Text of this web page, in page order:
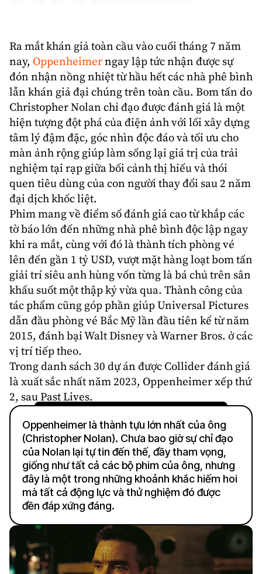
Ra mắt khán giả toàn cầu vào cuối tháng 7 năm
nay, Oppenheimerngay lập tức nhận được sự
đón nhận nồng nhiệt từ hầu hết các nhà phê bình
lẫn khán giả đại chúng trên toàn cầu. Bom tấn do
Christopher Nolan chỉ đạo được đánh giá là một
hiện tượng đột phá của điện ảnh với lối xây dựng
tâm lý đậm đặc, góc nhìn độc đáo và tối ưu cho
màn ảnh rộng giúp làm sống lại giá trị của trải
nghiệm tại rạp giữa bối cảnh thị hiếu và thói
quen tiêu dùng của con người thay đổi sau 2 năm
đại dịch khốc liệt.
Phim mang về điểm số đánh giá cao từ khắp các
tờ báo lớn đến những nhà phê bình độc lập ngay
khi ra mắt, cùng với đó là thành tích phòng vé
lên đến gần 1 tỷ USD, vượt mặt hàng loạt bom tấn
giải trí siêu anh hùng vốn từng là bá chủ trên sân
khấu suốt một thập kỷ vừa qua. Thành công của
tác phẩm cũng góp phần giúpUniversal Pictures
dẫn đầu phòng vé Bắc Mỹ lần đầu tiên kể từ năm
2015, đánh bại Walt Disney và Warner Bros. ở các
vị trí tiếp theo.
Trong danh sách 30 dự án được Collider đánh giá
là xuất sắc nhất năm 2023, Oppenheimer xếp thứ
2, sau Past Lives.
Oppenheimer là thành tựu lớn nhất của ông
(Christopher Nolan). Chưa bao giờ sự chỉ đạo
của Nolan lại tự tin đến thế, đầy tham vọng,
giống như tất cả các bộ phim của ông, nhưng
đây là một trong những khoảnh khắc hiếm hoi
mà tất cả động lực và thử nghiệm đó được
đền đáp xứng đáng.